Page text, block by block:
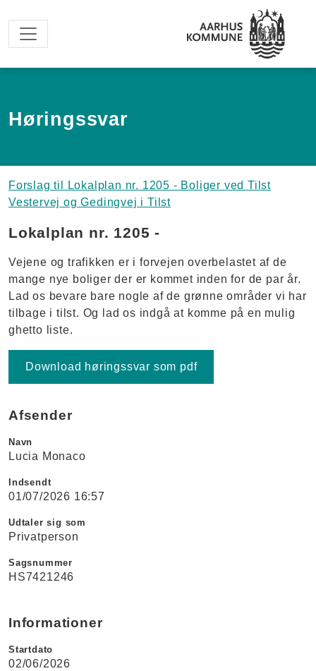
Høringssvar
Forslag til Lokalplan nr. 1205 - Boliger ved Tilst
Vestervej og Gedingvej i Tilst
Lokalplan nr. 1205 -
Vejene og trafikken er i forvejen overbelastet af de
mange nye boliger der er kommet inden for de par år.
Lad os bevare bare nogle af de grønne områder vi har
tilbage i tilst. Og lad os indgå at komme på en mulig
ghetto liste.
Download høringssvar som pdf
Afsender
Navn
Lucia Monaco
Indsendt
01/07/2026 16:57
Udtaler sig som
Privatperson
Sagsnummer
HS7421246
Informationer
Startdato
02/06/2026